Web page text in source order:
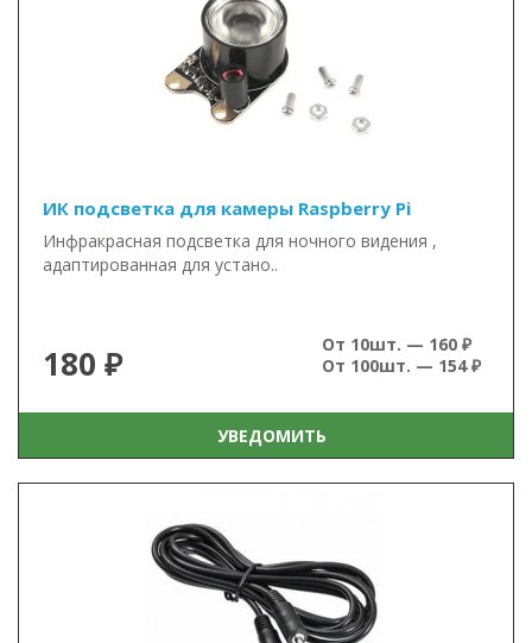
ИК подсветка для камеры Raspberry Pi
Инфракрасная подсветка для ночного видения ,
адаптированная для устано..
180 ₽
От 10шт. — 160 ₽
От 100шт. — 154 ₽
УВЕДОМИТЬ